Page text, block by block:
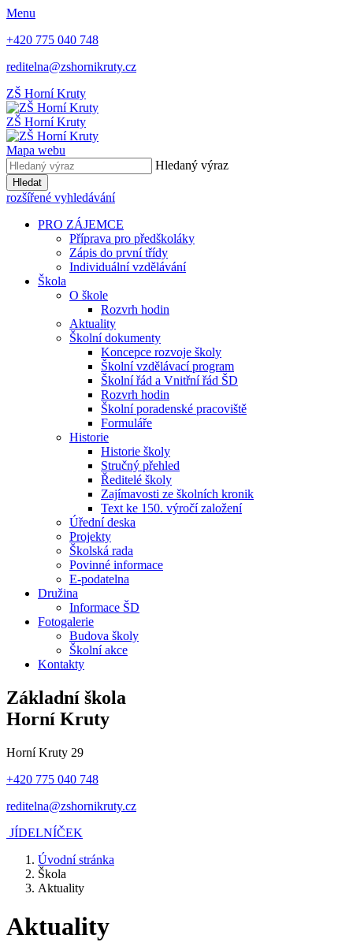
Menu
+420 775 040 748
reditelna@zshornikruty.cz
ZŠ Horní Kruty
ZŠ Horní Kruty
Mapa webu
Hledaný výraz
Hledat
rozšířené vyhledávání
PRO ZÁJEMCE
Příprava pro předškoláky
Zápis do první třídy
Individuální vzdělávání
Škola
O škole
Rozvrh hodin
Aktuality
Školní dokumenty
Koncepce rozvoje školy
Školní vzdělávací program
Školní řád a Vnitřní řád ŠD
Rozvrh hodin
Školní poradenské pracoviště
Formuláře
Historie
Historie školy
Stručný přehled
Ředitelé školy
Zajímavosti ze školních kronik
Text ke 150. výročí založení
Úřední deska
Projekty
Školská rada
Povinné informace
E-podatelna
Družina
Informace ŠD
Fotogalerie
Budova školy
Školní akce
Kontakty
Základní škola
Horní Kruty
Horní Kruty 29
+420 775 040 748
reditelna@zshornikruty.cz
JÍDELNÍČEK
Úvodní stránka
Škola
Aktuality
Aktuality